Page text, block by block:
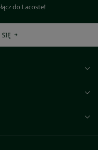
do Lacoste!
SIĘ